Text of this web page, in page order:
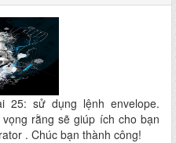
25: sử dụng lệnh envelope.
rằng sẽ giúp ích cho bạn
. Chúc bạn thành công!